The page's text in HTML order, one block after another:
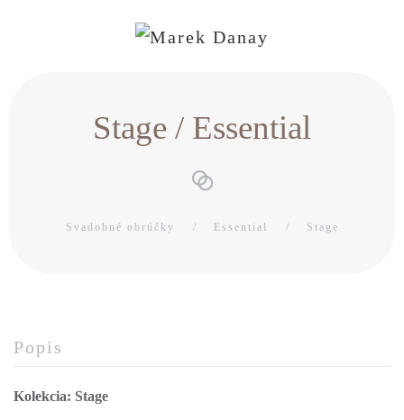
Stage / Essential
Svadobné obrúčky Essential Stage
Popis
Kolekcia: Stage